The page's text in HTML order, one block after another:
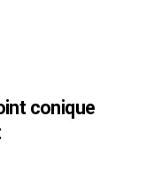
conique